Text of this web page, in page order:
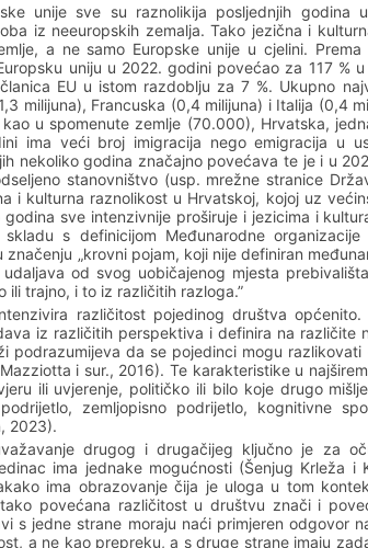
unije sve su raznolikija posljednjih godina
iz neeuropskih zemalja. Tako jezična i
a ne samo Europske unije u cjelini.
uniju u 2022. godini povećao za 117 %
EU u istom razdoblju za 7 %. Ukupno
milijuna), Francuska (0,4 milijuna) i Italija (0,4
u spomenute zemlje (70.000), Hrvatska,
ima veći broj imigracija nego emigracija u
nekoliko godina značajno povećava te je i u
stanovništvo (usp. mrežne stranice
i kulturna raznolikost u Hrvatskoj, kojoj uz
sve intenzivnije proširuje i jezicima i
s definicijom Međunarodne
značenju „krovni pojam, koji nije definiran
od svog uobičajenog mjesta
trajno, i to iz različitih razloga.”
različitost pojedinog društva
iz različitih perspektiva i definira na različite
podrazumijeva da se pojedinci mogu
i sur., 2016). Te karakteristike u
ili uvjerenje, političko ili bilo koje drugo
zemljopisno podrijetlo, kognitivne
2023).
drugog i drugačijeg ključno je za
ima jednake mogućnosti (Šenjug Krleža i
ima obrazovanje čija je uloga u tom
povećana različitost u društvu znači i
s jedne strane moraju naći primjeren odgovor
a ne kao prepreku, a s druge strane imaju